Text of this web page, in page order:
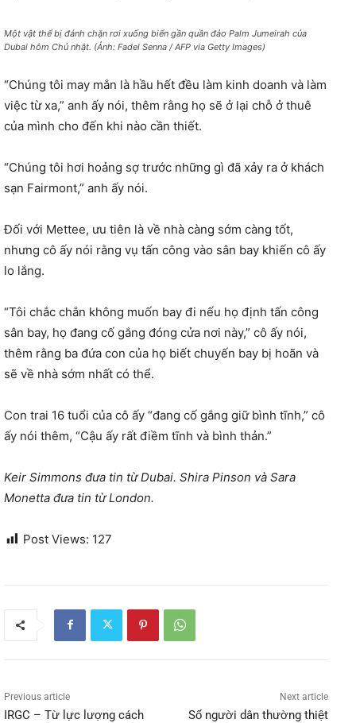
Một vật thể bị đánh chặn rơi xuống biển gần quần đảo Palm Jumeirah của
Dubai hôm Chủ nhật. (Ảnh: Fadel Senna / AFP via Getty Images)
“Chúng tôi may mắn là hầu hết đều làm kinh doanh và làm
việc từ xa,” anh ấy nói, thêm rằng họ sẽ ở lại chỗ ở thuê
của mình cho đến khi nào cần thiết.
“Chúng tôi hơi hoảng sợ trước những gì đã xảy ra ở khách
sạn Fairmont,” anh ấy nói.
Đối với Mettee, ưu tiên là về nhà càng sớm càng tốt,
nhưng cô ấy nói rằng vụ tấn công vào sân bay khiến cô ấy
lo lắng.
“Tôi chắc chắn không muốn bay đi nếu họ định tấn công
sân bay, họ đang cố gắng đóng cửa nơi này,” cô ấy nói,
thêm rằng ba đứa con của họ biết chuyến bay bị hoãn và
sẽ về nhà sớm nhất có thể.
Con trai 16 tuổi của cô ấy “đang cố gắng giữ bình tĩnh,” cô
ấy nói thêm, “Cậu ấy rất điềm tĩnh và bình thản.”
Keir Simmons đưa tin từ Dubai. Shira Pinson và Sara
Monetta đưa tin từ London.
Post Views: 127
Previous article
IRGC – Từ lực lượng cách
Next article
Số người dân thường thiệt